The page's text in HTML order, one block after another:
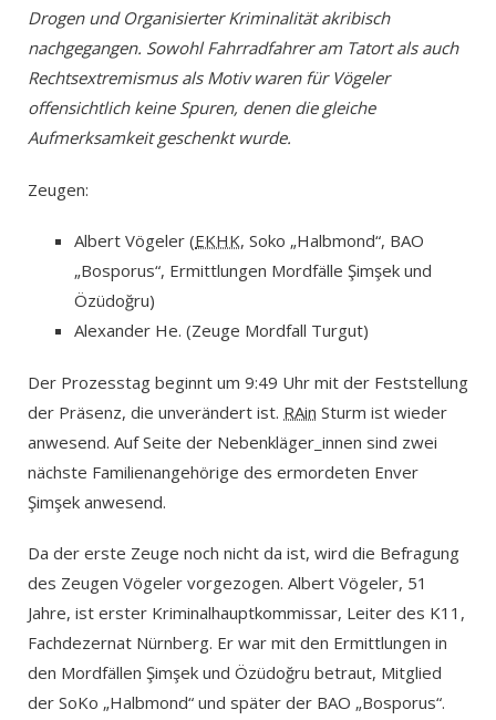
Drogen und Organisierter Kriminalität akribisch
nachgegangen. Sowohl Fahrradfahrer am Tatort als auch
Rechtsextremismus als Motiv waren für Vögeler
offensichtlich keine Spuren, denen die gleiche
Aufmerksamkeit geschenkt wurde.
Zeugen:
Albert Vögeler (EKHK, Soko „Halbmond“, BAO
„Bosporus“, Ermittlungen Mordfälle Şimşek und
Özüdoğru)
Alexander He. (Zeuge Mordfall Turgut)
Der Prozesstag beginnt um 9:49 Uhr mit der Feststellung
der Präsenz, die unverändert ist. RAin Sturm ist wieder
anwesend. Auf Seite der Nebenkläger_innen sind zwei
nächste Familienangehörige des ermordeten Enver
Şimşek anwesend.
Da der erste Zeuge noch nicht da ist, wird die Befragung
des Zeugen Vögeler vorgezogen. Albert Vögeler, 51
Jahre, ist erster Kriminalhauptkommissar, Leiter des K11,
Fachdezernat Nürnberg. Er war mit den Ermittlungen in
den Mordfällen Şimşek und Özüdoğru betraut, Mitglied
der SoKo „Halbmond“ und später der BAO „Bosporus“.